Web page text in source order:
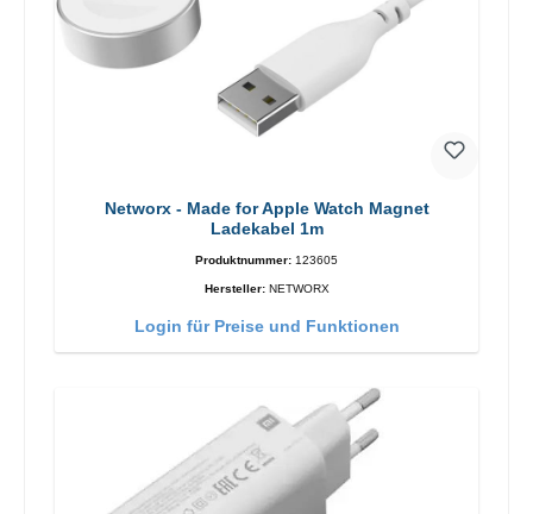
Networx - Made for Apple Watch Magnet
Ladekabel 1m
Produktnummer: 123605
Hersteller: NETWORX
Login für Preise und Funktionen